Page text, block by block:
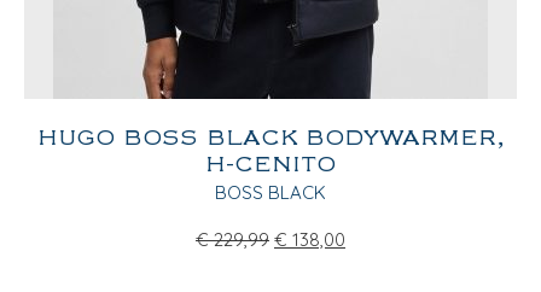
HUGO BOSS BLACK BODYWARMER,
H-CENITO
BOSS BLACK
€ 229,99 € 138,00